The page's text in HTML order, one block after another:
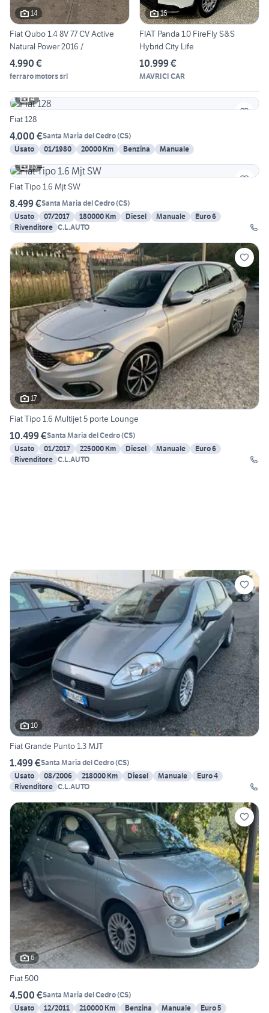
14
Fiat Qubo 1.4 8V 77 CV Active
Natural Power 2016 /
4.990 €
ferraro motors srl
16
FIAT Panda 1.0 FireFly S&S
Hybrid City Life
10.999 €
MAVRICI CAR
4
Fiat 128
4.000 €Santa Maria del Cedro(CS)
Usato
01/1980 20000 Km Benzina
Manuale
13
Fiat Tipo 1.6 Mjt SW
8.499 €Santa Maria del Cedro(CS)
Usato
07/2017 180000 Km Diesel Manuale
Euro 6
Rivenditore C.L.AUTO
17
Fiat Tipo 1.6 Multijet 5 porte Lounge
10.499 €Santa Maria del Cedro(CS)
Usato
01/2017 225000 Km Diesel Manuale
Euro 6
Rivenditore C.L.AUTO
10
Fiat Grande Punto 1.3 MJT
1.499 €Santa Maria del Cedro(CS)
Usato
08/2006 218000 Km Diesel Manuale
Euro 4
Rivenditore C.L.AUTO
6
Fiat 500
4.500 €Santa Maria del Cedro(CS)
Usato
12/2011 210000 Km Benzina Manuale Euro 5